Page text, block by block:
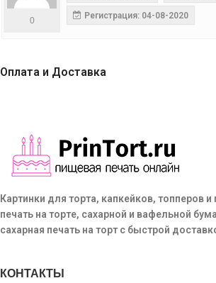
0 Регистрация: 04-08-2020
Оплата и Доставка
Картинки для торта, капкейков, топперов
печать на торте, сахарной и вафельной
сахарная печать на торт с быстрой
КОНТАКТЫ